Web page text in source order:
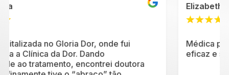
Elizabeth Nunes Machado Vallier
Médica pontual, empática, oferece tratamento
eficaz e seguro.